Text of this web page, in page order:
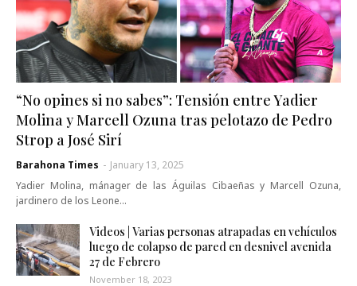
“No opines si no sabes”: Tensión entre Yadier
Molina y Marcell Ozuna tras pelotazo de Pedro
Strop a José Sirí
Barahona Times - January 13, 2025
Yadier Molina, mánager de las Águilas Cibaeñas y Marcell Ozuna,
jardinero de los Leone…
Videos | Varias personas atrapadas en vehículos
luego de colapso de pared en desnivel avenida
27 de Febrero
November 18, 2023